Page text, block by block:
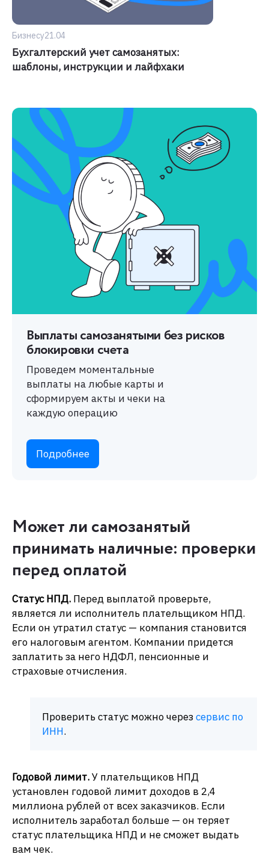
Бизнесу21.04
Бухгалтерский учет самозанятых:
шаблоны, инструкции и лайфхаки
Может ли самозанятый
принимать наличные: проверки
перед оплатой
Статус НПД. Перед выплатой проверьте,
является ли исполнитель плательщиком НПД.
Если он утратил статус — компания становится
его налоговым агентом. Компании придется
заплатить за него НДФЛ, пенсионные и
страховые отчисления.
Проверить статус можно черезсервис по
ИНН.​
Годовой лимит.У плательщиков НПД
установлен годовой лимит доходов в 2,4
миллиона рублей от всех заказчиков. Если
исполнитель заработал больше — он теряет
статус плательщика НПД и не сможет выдать
вам чек.